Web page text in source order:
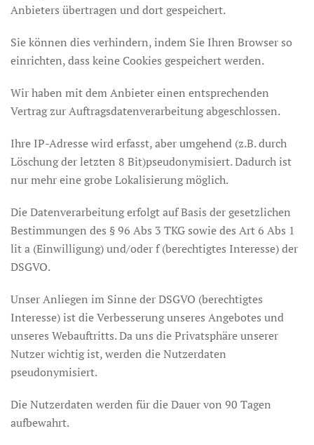
Anbieters übertragen und dort gespeichert.
Sie können dies verhindern, indem Sie Ihren Browser so
einrichten, dass keine Cookies gespeichert werden.
Wir haben mit dem Anbieter einen entsprechenden
Vertrag zur Auftragsdatenverarbeitung abgeschlossen.
Ihre IP-Adresse wird erfasst, aber umgehend (z.B. durch
Löschung der letzten 8 Bit)pseudonymisiert. Dadurch ist
nur mehr eine grobe Lokalisierung möglich.
Die Datenverarbeitung erfolgt auf Basis der gesetzlichen
Bestimmungen des § 96 Abs 3 TKG sowie des Art 6 Abs 1
lit a (Einwilligung) und/oder f (berechtigtes Interesse) der
DSGVO.
Unser Anliegen im Sinne der DSGVO (berechtigtes
Interesse) ist die Verbesserung unseres Angebotes und
unseres Webauftritts. Da uns die Privatsphäre unserer
Nutzer wichtig ist, werden die Nutzerdaten
pseudonymisiert.
Die Nutzerdaten werden für die Dauer von 90 Tagen
aufbewahrt.